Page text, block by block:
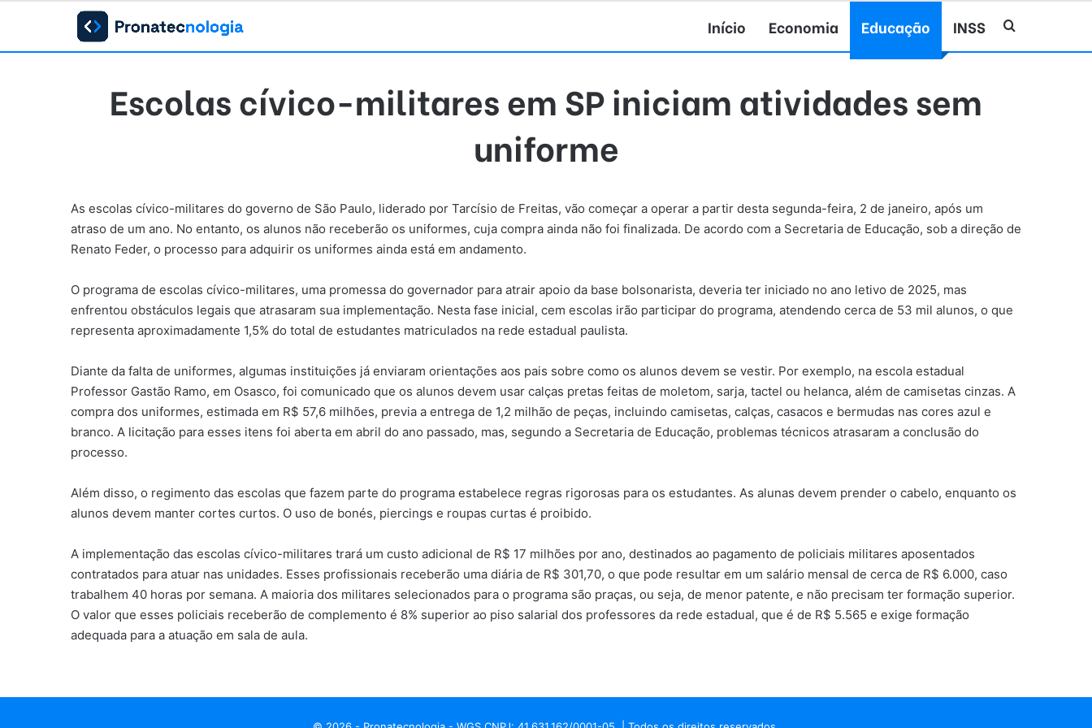
Início Economia Educação INSS Procurar por
Escolas cívico-militares em SP iniciam atividades sem
uniforme
As escolas cívico-militares do governo de São Paulo, liderado por Tarcísio de Freitas, vão começar a operar a partir desta segunda-feira, 2 de janeiro, após um
atraso de um ano. No entanto, os alunos não receberão os uniformes, cuja compra ainda não foi finalizada. De acordo com a Secretaria de Educação, sob a direção de
Renato Feder, o processo para adquirir os uniformes ainda está em andamento.
O programa de escolas cívico-militares, uma promessa do governador para atrair apoio da base bolsonarista, deveria ter iniciado no ano letivo de 2025, mas
enfrentou obstáculos legais que atrasaram sua implementação. Nesta fase inicial, cem escolas irão participar do programa, atendendo cerca de 53 mil alunos, o que
representa aproximadamente 1,5% do total de estudantes matriculados na rede estadual paulista.
Diante da falta de uniformes, algumas instituições já enviaram orientações aos pais sobre como os alunos devem se vestir. Por exemplo, na escola estadual
Professor Gastão Ramo, em Osasco, foi comunicado que os alunos devem usar calças pretas feitas de moletom, sarja, tactel ou helanca, além de camisetas cinzas. A
compra dos uniformes, estimada em R$ 57,6 milhões, previa a entrega de 1,2 milhão de peças, incluindo camisetas, calças, casacos e bermudas nas cores azul e
branco. A licitação para esses itens foi aberta em abril do ano passado, mas, segundo a Secretaria de Educação, problemas técnicos atrasaram a conclusão do
processo.
Além disso, o regimento das escolas que fazem parte do programa estabelece regras rigorosas para os estudantes. As alunas devem prender o cabelo, enquanto os
alunos devem manter cortes curtos. O uso de bonés, piercings e roupas curtas é proibido.
A implementação das escolas cívico-militares trará um custo adicional de R$ 17 milhões por ano, destinados ao pagamento de policiais militares aposentados
contratados para atuar nas unidades. Esses profissionais receberão uma diária de R$ 301,70, o que pode resultar em um salário mensal de cerca de R$ 6.000, caso
trabalhem 40 horas por semana. A maioria dos militares selecionados para o programa são praças, ou seja, de menor patente, e não precisam ter formação superior.
O valor que esses policiais receberão de complemento é 8% superior ao piso salarial dos professores da rede estadual, que é de R$ 5.565 e exige formação
adequada para a atuação em sala de aula.